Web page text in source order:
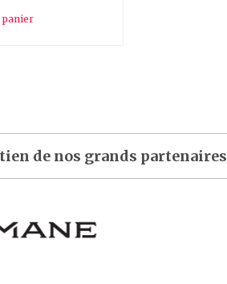
panier
de nos grands partenaires